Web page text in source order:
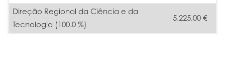
Direção Regional da Ciência e da
Tecnologia (100.0 %)
5.225,00 €